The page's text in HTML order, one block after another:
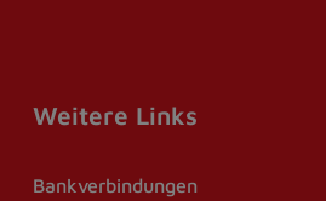
Weitere Links
Bankverbindungen